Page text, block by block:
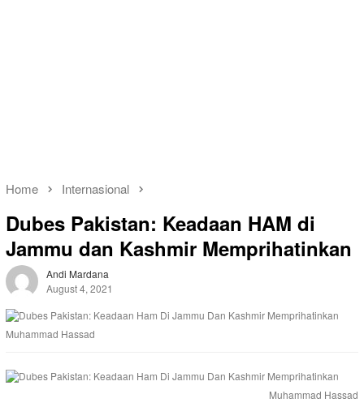
Home Internasional
Dubes Pakistan: Keadaan HAM di
Jammu dan Kashmir Memprihatinkan
Andi Mardana
August 4, 2021
Muhammad Hassad
Muhammad Hassad